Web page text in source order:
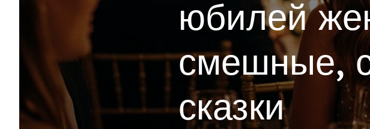
юбилей
смешные,
сказки